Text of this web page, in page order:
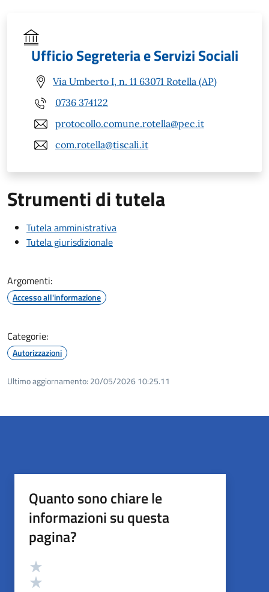
Ufficio Segreteria e Servizi Sociali
Via Umberto I, n. 11 63071 Rotella (AP)
0736 374122
protocollo.comune.rotella@pec.it
com.rotella@tiscali.it
Strumenti di tutela
Tutela amministrativa
Tutela giurisdizionale
Argomenti:
Accesso all'informazione
Categorie:
Autorizzazioni
Ultimo aggiornamento: 20/05/2026 10:25.11
Quanto sono chiare le
informazioni su questa
pagina?
Valutazione